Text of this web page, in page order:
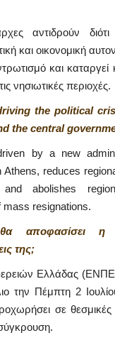
αντιδρούν
και οικονομική
και καταργεί
νησιωτικές περιοχές.
the political
the central
by a new
reduces
abolishes
mass resignations.
αποφασίσει η
της;
Ελλάδας (ΕΝΠΕ)
την Πέμπτη 2
σε